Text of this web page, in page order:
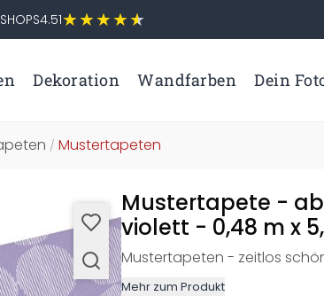
4.51
Dekoration Wandfarben Dein
/ Mustertapeten
Mustertapete -
violett - 0,48 m x
Mustertapeten - zeitlos
Mehr zum Produkt